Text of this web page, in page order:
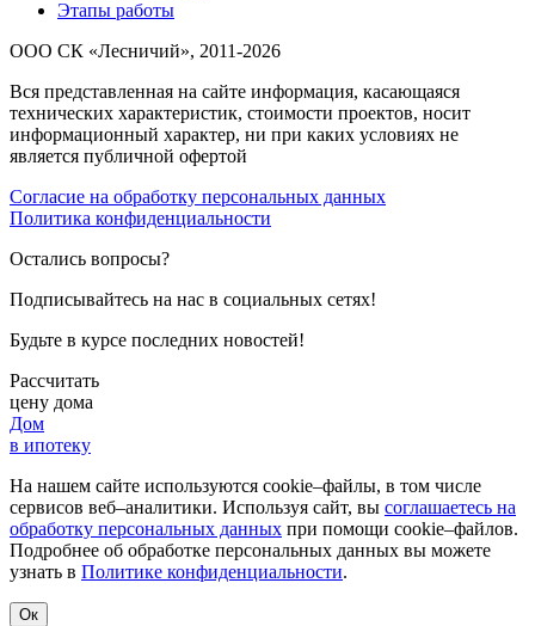
Этапы работы
ООО СК «Лесничий», 2011-2026
Вся представленная на сайте информация, касающаяся
технических характеристик, стоимости проектов, носит
информационный характер, ни при каких условиях не
является публичной офертой
Согласие на обработку персональных данных
Политика конфиденциальности
Остались вопросы?
Подписывайтесь на нас в социальных сетях!
Будьте в курсе последних новостей!
Рассчитать
цену дома
Дом
в ипотеку
На нашем сайте используются cookie–файлы, в том числе
сервисов веб–аналитики. Используя сайт, вы соглашаетесь на
обработку персональных данных при помощи cookie–файлов.
Подробнее об обработке персональных данных вы можете
узнать в Политике конфиденциальности.
Ок